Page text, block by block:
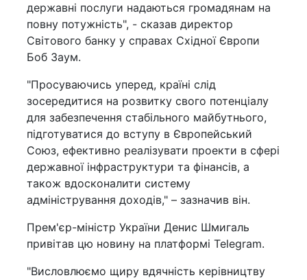
державні послуги надаються громадянам на
повну потужність", - сказав директор
Світового банку у справах Східної Європи
Боб Заум.
"Просуваючись уперед, країні слід
зосередитися на розвитку свого потенціалу
для забезпечення стабільного майбутнього,
підготуватися до вступу в Європейський
Союз, ефективно реалізувати проекти в сфері
державної інфраструктури та фінансів, а
також вдосконалити систему
адміністрування доходів," – зазначив він.
Прем'єр-міністр України Денис Шмигаль
привітав цю новину на платформі Telegram.
"Висловлюємо щиру вдячність керівництву